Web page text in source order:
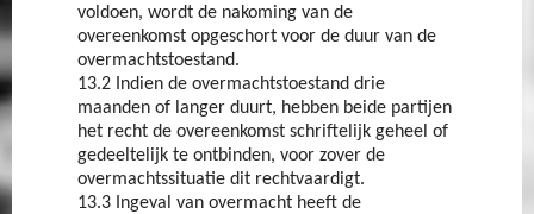
voldoen, wordt de nakoming van de
overeenkomst opgeschort voor de duur van de
overmachtstoestand.
13.2 Indien de overmachtstoestand drie
maanden of langer duurt, hebben beide partijen
het recht de overeenkomst schriftelijk geheel of
gedeeltelijk te ontbinden, voor zover de
overmachtssituatie dit rechtvaardigt.
13.3 Ingeval van overmacht heeft de